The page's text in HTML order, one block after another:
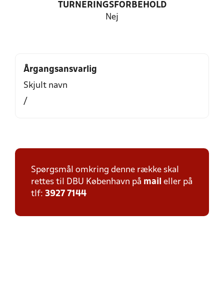
TURNERINGSFORBEHOLD
Nej
Årgangsansvarlig
Skjult navn
/
Spørgsmål omkring denne række skal
rettes til DBU København på mail eller på
tlf: 3927 7144